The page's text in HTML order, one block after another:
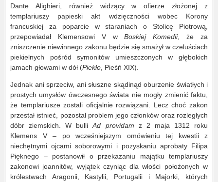
Dante Alighieri, również widzący w ofierze złożonej z
templariuszy papieski akt wdzięczności wobec Korony
francuskiej za poparcie w staraniach o Stolicę Piotrową,
przepowiadał Klemensowi V wBoskiej Komedii, że za
zniszczenie niewinnego zakonu będzie się smażył w czeluściach
piekielnych pośród symonitów umieszczonych w głębokich
jamach głowami w dół (Piekło , Pieśń XIX).
Jednak ani sprzeciw, ani słuszne skądinąd oburzenie światłych i
prostych umysłów ówczesnego świata nie mogły zmienić faktu,
że templariusze zostali oficjalnie rozwiązani. Lecz choć zakon
przestał istnieć, pozostał problem jego członków oraz rozległych
dóbr ziemskich. W bulliAd providam z 2 maja 1312 roku
Klemens V – po wcześniejszym omówieniu tej kwestii z
niechętnymi ojcami soborowymi i pozyskaniu aprobaty Filipa
Pięknego – postanowił o przekazaniu majątku templariuszy
zakonowi joannitów, wyjątek czyniąc dla włości położonych w
królestwach Aragonii, Kastylii, Portugalii i Majorki, których